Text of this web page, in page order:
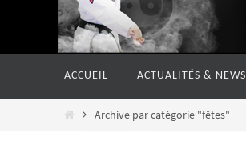
le
ACCUEIL ACTUALITÉS & NEWS
HomeArchive par catégorie "fêtes"